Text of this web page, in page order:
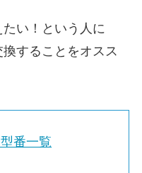
い！という人に
することをオスス
番一覧